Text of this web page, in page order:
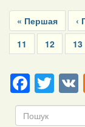
Pagination
First
page
« Першая ‹
Page
11 Page
12 13